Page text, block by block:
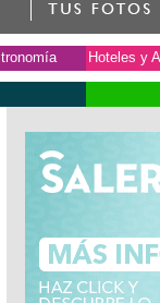
Hoteles y